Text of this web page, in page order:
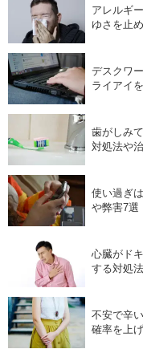
アレルギ
ゆさを止
デスクワ
ライアイ
歯がしみ
対処法や
使い過ぎ
や弊害7選
心臓がド
する対処
不安で辛
確率を上